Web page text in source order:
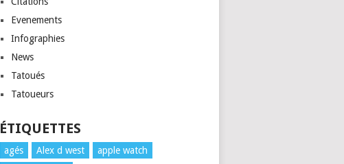
Evenements
Infographies
News
Tatoués
Tatoueurs
ÉTIQUETTES
agés Alex d west
apple watch